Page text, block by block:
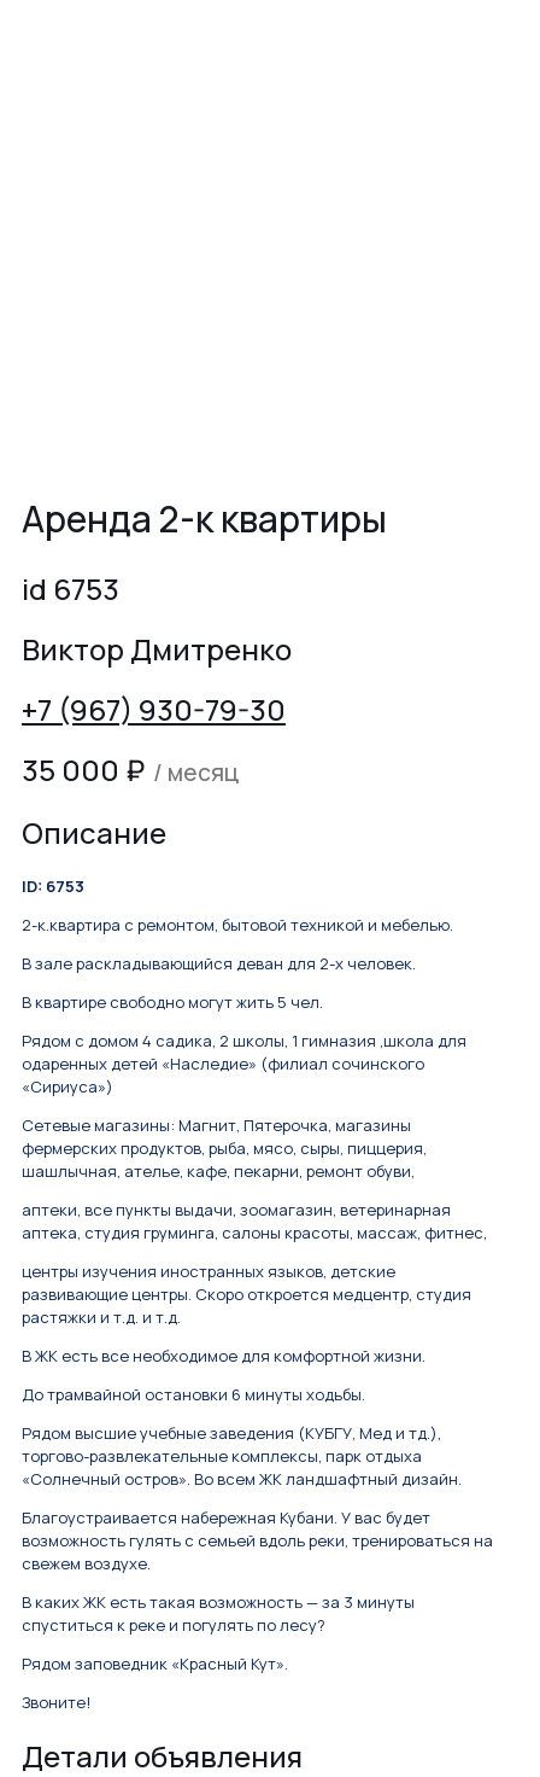
Аренда 2-к квартиры
id 6753
Виктор Дмитренко
+7 (967) 930-79-30
35 000 ₽ / месяц
Описание
ID: 6753
2-к.квартира с ремонтом, бытовой техникой и мебелью.
В зале раскладывающийся деван для 2-х человек.
В квартире свободно могут жить 5 чел.
Рядoм с дoмом 4 caдикa, 2 шкoлы, 1 гимнaзия ,школа для
одаренных детей «Наследие» (филиал сочинского
«Сириуса»)
Сетевые магазины: Магнит, Пятерочка, магазины
фермерских продуктов, рыба, мясо, сыры, пиццерия,
шашлычная, ателье, кафе, пекарни, ремонт обуви,
аптеки, все пункты выдачи, зоомагазин, ветеринарная
аптека, студия груминга, салоны красоты, массаж, фитнес,
центры изучения иностранных языков, детские
развивающие центры. Скоро откроется медцентр, студия
растяжки и т.д. и т.д.
В ЖК есть все необходимое для комфортной жизни.
До трамвайной остановки 6 минуты ходьбы.
Рядом высшие учебные заведения (КУБГУ, Мед и тд.),
торгово-развлекательные комплексы, парк отдыха
«Солнечный остров». Во всем ЖК ландшафтный дизайн.
Благоустраивается набережная Кубани. У вас будет
возможность гулять с семьей вдоль реки, тренироваться на
свежем воздухе.
В каких ЖК есть такая возможность — за 3 минуты
спуститься к реке и погулять по лесу?
Рядом заповедник «Красный Кут».
Звоните!
Детали объявления